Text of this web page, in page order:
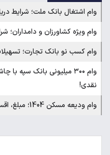
وام اشتغال بانک ملت؛ شرایط دریافت
وام ویژه کشاورزان و دامداران؛
وام کسب نو بانک تجارت؛ تسهیلات 5 میلیاردی برای این
وام ۳۰۰ میلیونی بانک سپه
نقدی!
وام ودیعه مسکن 1404؛ مبلغ، اقساط و شرایط دریافت اعلام شد